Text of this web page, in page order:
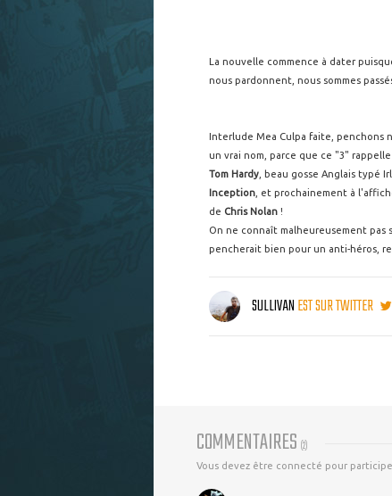
La nouvelle commence à dater
nous pardonnent, nous sommes
Interlude Mea Culpa faite, penchons
un vrai nom, parce que ce "3" rappelle
Tom Hardy , beau gosse Anglais typé
Inception , et prochainement à
de Chris Nolan !
On ne connaît malheureusement pas
pencherait bien pour un anti-héros,
SULLIVANEST SUR TWITTER
COMMENTAIRES (2)
Vous devez être connecté pour